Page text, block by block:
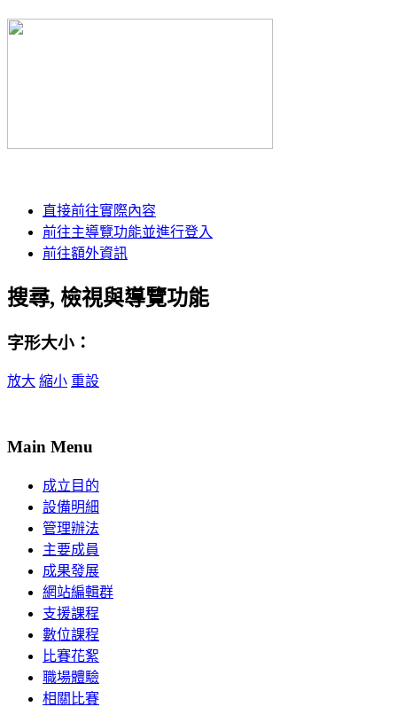
直接前往實際內容
前往主導覽功能並進行登入
前往額外資訊
搜尋, 檢視與導覽功能
字形大小：
放大 縮小 重設
Main Menu
成立目的
設備明細
管理辦法
主要成員
成果發展
網站編輯群
支援課程
數位課程
比賽花絮
職場體驗
相關比賽